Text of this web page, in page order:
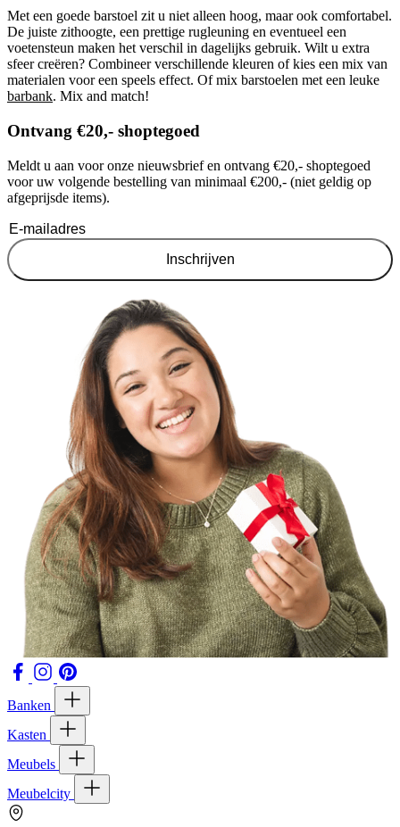
Met een goede barstoel zit u niet alleen hoog, maar ook comfortabel.
De juiste zithoogte, een prettige rugleuning en eventueel een
voetensteun maken het verschil in dagelijks gebruik. Wilt u extra
sfeer creëren? Combineer verschillende kleuren of kies een mix van
materialen voor een speels effect. Of mix barstoelen met een leuke
barbank. Mix and match!
Ontvang €20,- shoptegoed
Meldt u aan voor onze nieuwsbrief en ontvang €20,- shoptegoed
voor uw volgende bestelling van minimaal €200,- (niet geldig op
afgeprijsde items).
Inschrijven
Banken
Kasten
Meubels
Meubelcity